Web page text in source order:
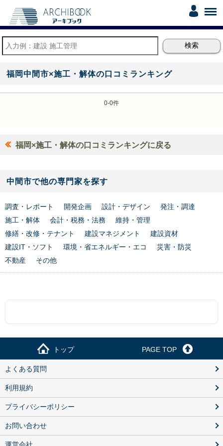
福岡中間市×施工・解体の口コミランキング
0-0件
福岡×施工・解体の口コミランキングに戻る
中間市で他の専門家を探す
調査・レポート 開発企画 設計・デザイン
発注・調達
施工・解体
会計・税務・法務
維持・管理
修繕・改修・テナント
建設マネジメント
建設資材
建設IT・ソフト
環境・省エネルギー・エコ
災害・防災
不動産
その他
トップ PAGE TOP
よくある質問
利用規約
プライバシーポリシー
お問い合わせ
運営会社